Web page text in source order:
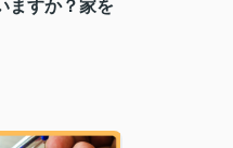
ますか？家を